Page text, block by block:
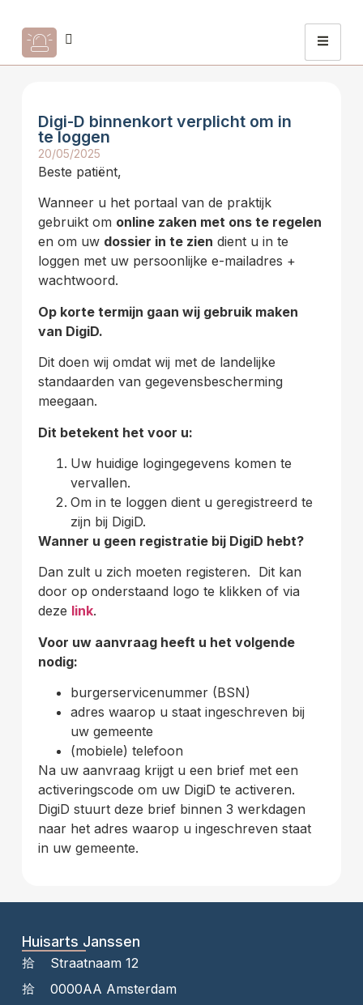
Digi-D binnenkort verplicht om in
te loggen
20/05/2025
Beste patiënt,
Wanneer u het portaal van de praktijk
gebruikt om online zaken met ons te regelen
en om uw dossier in te zien dient u in te
loggen met uw persoonlijke e-mailadres +
wachtwoord.
Op korte termijn gaan wij gebruik maken
van DigiD.
Dit doen wij omdat wij met de landelijke
standaarden van gegevensbescherming
meegaan.
Dit betekent het voor u:
Uw huidige logingegevens komen te
vervallen.
Om in te loggen dient u geregistreerd te
zijn bij DigiD.
Wanner u geen registratie bij DigiD hebt?
Dan zult u zich moeten registeren. Dit kan
door op onderstaand logo te klikken of via
deze link.
Voor uw aanvraag heeft u het volgende
nodig:
burgerservicenummer (BSN)
adres waarop u staat ingeschreven bij
uw gemeente
(mobiele) telefoon
Na uw aanvraag krijgt u een brief met een
activeringscode om uw DigiD te activeren.
DigiD stuurt deze brief binnen 3 werkdagen
naar het adres waarop u ingeschreven staat
in uw gemeente.
Huisarts Janssen
Straatnaam 12
0000AA Amsterdam